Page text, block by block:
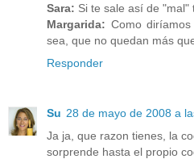
Sara: Si te sale así de "mal"
Margarida: Como
sea, que no quedan más
Responder
Su 28 de mayo de 2008 a
Ja ja, que razon tienes, la
sorprende hasta el propio